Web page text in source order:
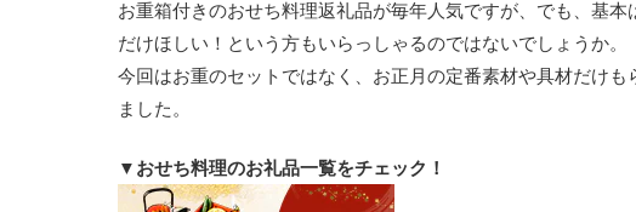
お重箱付きのおせち料理返礼品が毎年人気ですが、でも、基
だけほしい！という方もいらっしゃるのではないでしょうか。
今回はお重のセットではなく、お正月の定番素材や具材だけも
ました。
▼おせち料理のお礼品一覧をチェック！